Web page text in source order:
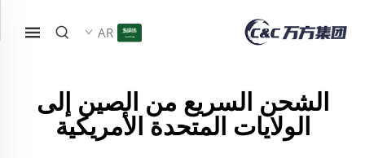
AR
الشحن السريع من الصين إلى
الولايات المتحدة الأمريكية